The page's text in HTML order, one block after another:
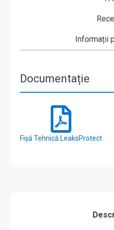
Informații
Documentație
Fișă Tehnică LeaksProtect